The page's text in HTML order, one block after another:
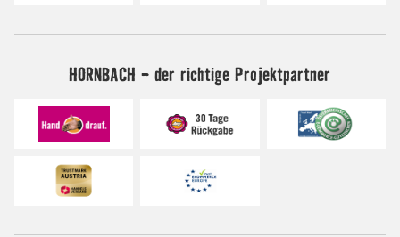
HORNBACH - der richtige Projektpartner